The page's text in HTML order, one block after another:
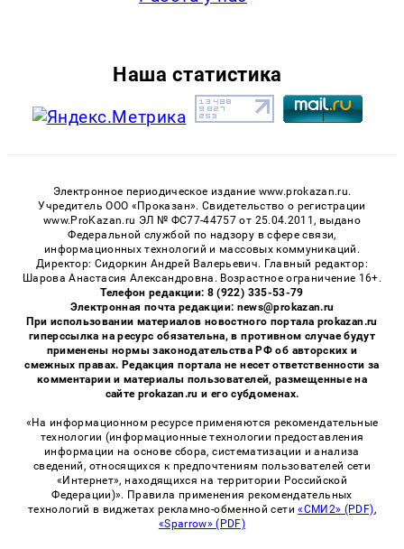
Наша статистика
Электронное периодическое издание www.prokazan.ru.
Учредитель ООО «Проказан». Cвидетельство о регистрации
www.ProKazan.ru ЭЛ № ФС77-44757 от 25.04.2011, выдано
Федеральной службой по надзору в сфере связи,
информационных технологий и массовых коммуникаций.
Директор: Сидоркин Андрей Валерьевич. Главный редактор:
Шарова Анастасия Александровна. Возрастное ограничение 16+.
Телефон редакции: 8 (922) 335-53-79
Электронная почта редакции: news@prokazan.ru
При использовании материалов новостного портала prokazan.ru
гиперссылка на ресурс обязательна, в противном случае будут
применены нормы законодательства РФ об авторских и
смежных правах. Редакция портала не несет ответственности за
комментарии и материалы пользователей, размещенные на
сайте prokazan.ru и его субдоменах.
«На информационном ресурсе применяются рекомендательные
технологии (информационные технологии предоставления
информации на основе сбора, систематизации и анализа
сведений, относящихся к предпочтениям пользователей сети
«Интернет», находящихся на территории Российской
Федерации)». Правила применения рекомендательных
технологий в виджетах рекламно-обменной сети«СМИ2» (PDF),
«Sparrow» (PDF)